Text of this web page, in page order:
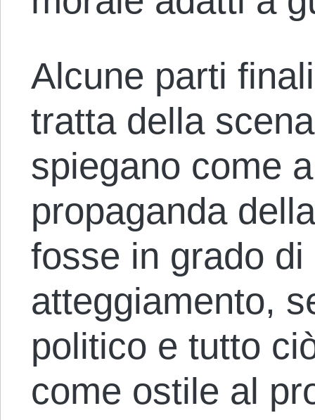
Alcune parti
tratta della
spiegano come
propaganda
fosse in grado di
atteggiamento,
politico e tutto
come ostile al